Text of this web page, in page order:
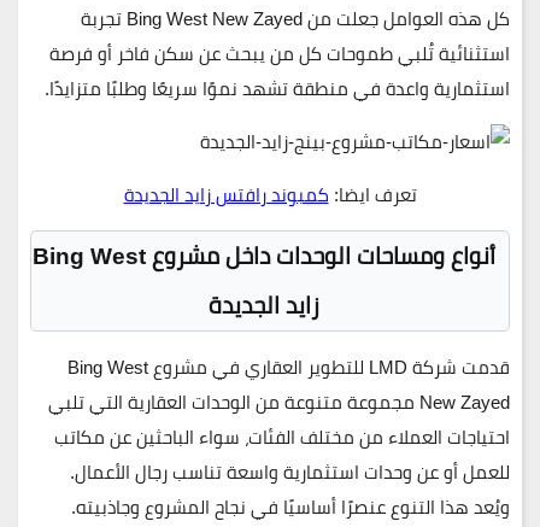
كل هذه العوامل جعلت من Bing West New Zayed تجربة
استثنائية تُلبي طموحات كل من يبحث عنسكن فاخر أوفرصة
استثمارية واعدةفي منطقة تشهد نموًا سريعًا وطلبًا متزايدًا.
تعرف ايضا:كمبوند رافتس زايد الجديدة
أنواع ومساحات الوحدات داخل مشروع Bing West
زايد الجديدة
قدمت شركةLMD للتطوير العقاري في مشروعBing West
New Zayed مجموعة متنوعة من الوحدات العقارية التي تلبي
احتياجات العملاء من مختلف الفئات، سواء الباحثين عن مكاتب
للعمل أو عن وحدات استثمارية واسعة تناسب رجال الأعمال.
ويُعد هذا التنوع عنصرًا أساسيًا في نجاح المشروع وجاذبيته.